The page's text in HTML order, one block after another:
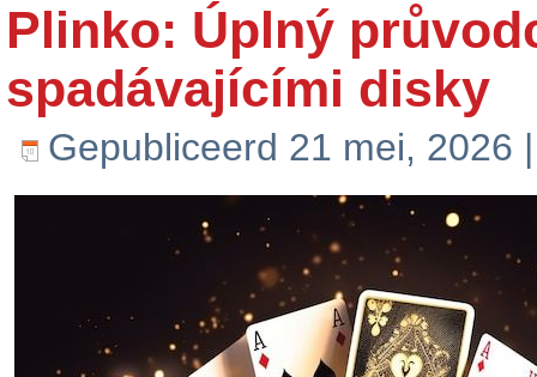
Plinko: Úplný
spadávajícími disky
Gepubliceerd 21 mei, 2026